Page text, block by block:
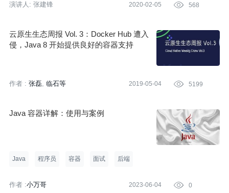
演讲人: 张建锋 2020-02-05  568
云原生生态周报 Vol. 3：Docker Hub 遭入
侵，Java 8 开始提供良好的容器支持
作者 : 张磊 临石等 2019-05-04  5199
Java 容器详解：使用与案例
Java 程序员 容器 面试 后端
作者 :小万哥 2023-06-04  0